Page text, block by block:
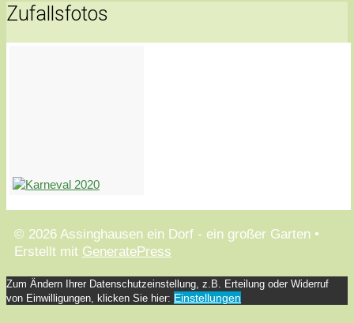
Zufallsfotos
© 2026 Assinghausen ein Dorf - ein großer Garten •
Erstellt mit GeneratePress
Zum Ändern Ihrer Datenschutzeinstellung, z.B. Erteilung oder Widerruf
von Einwilligungen, klicken Sie hier: Einstellungen